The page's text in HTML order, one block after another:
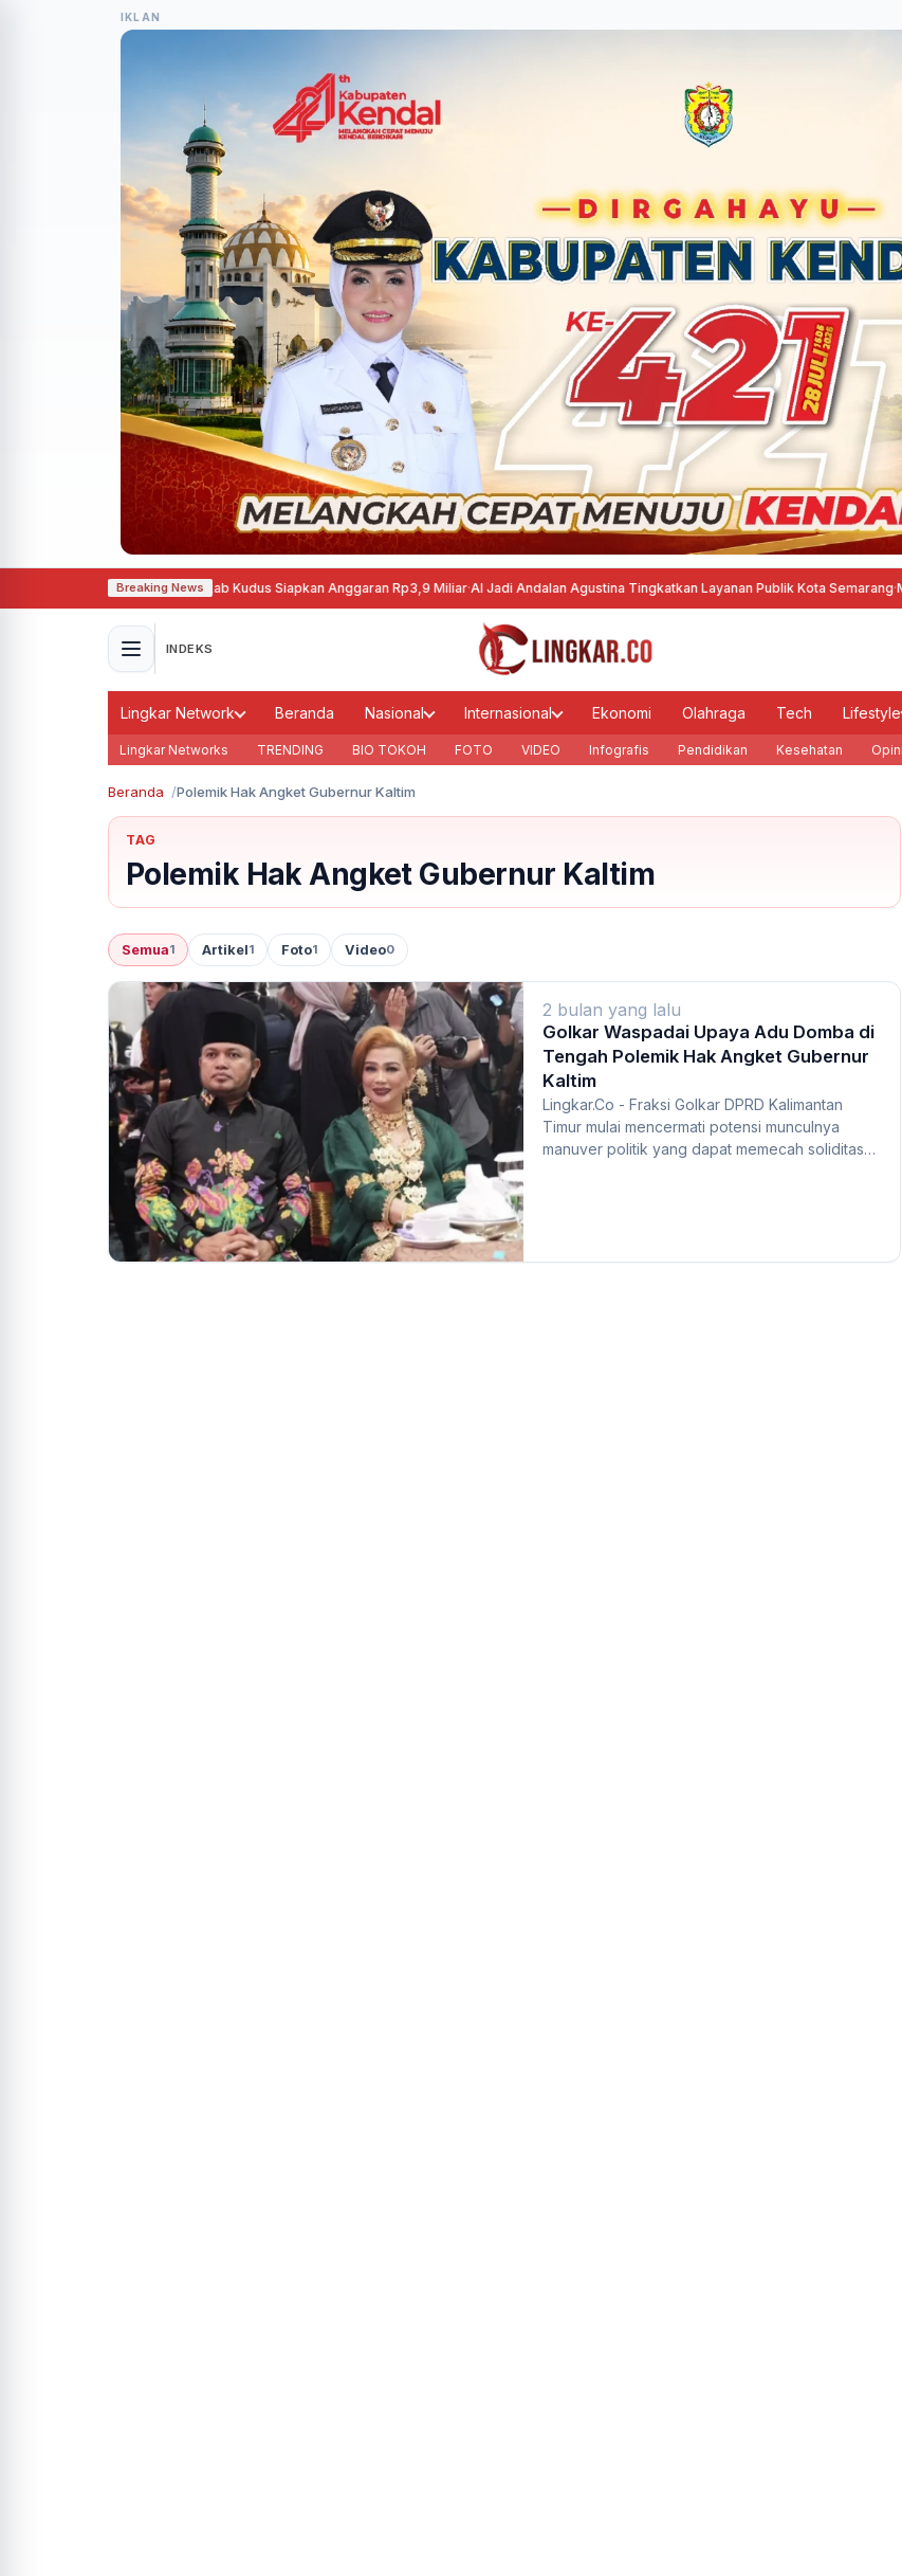
IKLAN
Breaking News
Hari Jadi ke-477, Pemkab Kudus Siapkan Anggaran Rp3,9 Miliar· AI Jadi Andalan Agustina Tingkatkan Layanan Publik Kota Semarang·
INDEKS
Lingkar Network Beranda Nasional Internasional Ekonomi Olahraga Tech Lifestyle
Lingkar Networks TRENDING BIO TOKOH FOTO VIDEO Infografis Pendidikan Kesehatan Opini
Beranda Polemik Hak Angket Gubernur Kaltim
TAG
Polemik Hak Angket Gubernur Kaltim
Semua1 Artikel1 Foto1 Video0
2 bulan yang lalu
Golkar Waspadai Upaya Adu Domba di
Tengah Polemik Hak Angket Gubernur
Kaltim
Lingkar.Co - Fraksi Golkar DPRD Kalimantan
Timur mulai mencermati potensi munculnya
manuver politik yang dapat memecah soliditas